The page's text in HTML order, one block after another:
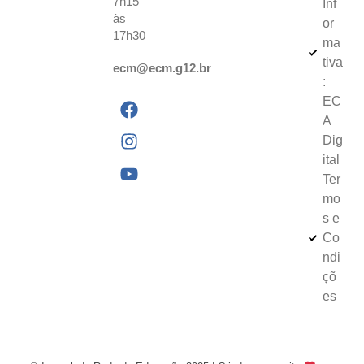
às
17h30
ecm@ecm.g12.br
Inf
or
ma
tiva
:
EC
A
Dig
ital
Ter
mo
s e
Co
ndi
çõ
es